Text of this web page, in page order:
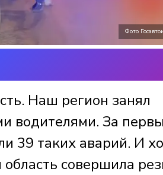
Фото
Наш регион занял
водителями. За
39 таких аварий. И
совершила